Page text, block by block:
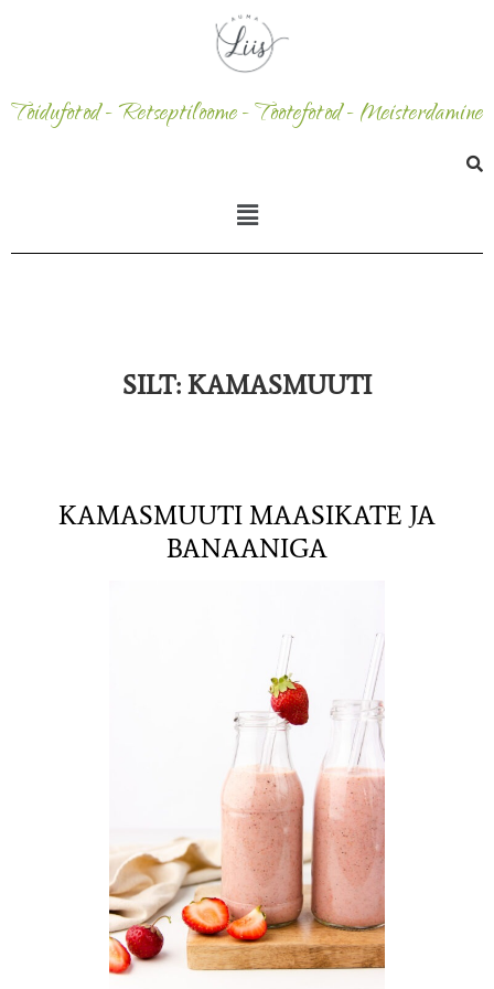
Toidufotod - Retseptiloome - Tootefotod - Meisterdamine
SILT: KAMASMUUTI
KAMASMUUTI MAASIKATE JA
BANAANIGA